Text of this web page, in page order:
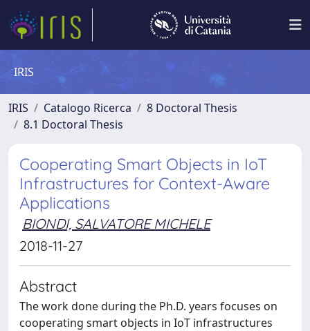
IRIS
IRIS Catalogo Ricerca
8 Doctoral Thesis
8.1 Doctoral Thesis
Cooperating Smart Objects in IoT
Infrastructures for Context-Aware
Applications
BIONDI, SALVATORE MICHELE
2018-11-27
Abstract
The work done during the Ph.D. years focuses on
cooperating smart objects in IoT infrastructures